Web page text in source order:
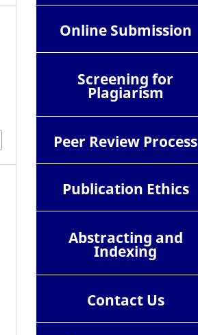
Online Submission
Screening for
Plagiarism
Peer Review Process
Publication Ethics
Abstracting and
Indexing
ContactUs